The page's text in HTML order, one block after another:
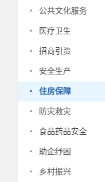
· 公共文化服务
· 医疗卫生
· 招商引资
· 安全生产
· 住房保障
· 防灾救灾
· 食品药品安全
· 助企纾困
· 乡村振兴